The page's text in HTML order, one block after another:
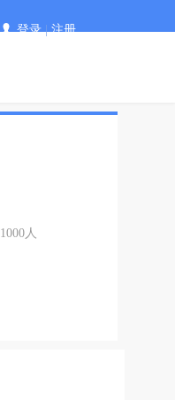
登录|注册
1000人